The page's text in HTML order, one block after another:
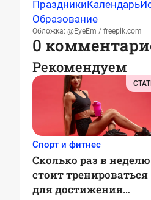
ПраздникиКалендарь
Образование
Обложка: @EyeEm / freepik.com
0
Рекомендуем
Спорт и фитнес
Сколько раз в неделю
стоит тренироваться
для достижения